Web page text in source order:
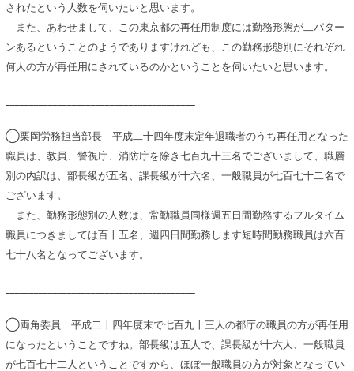
されたという人数を伺いたいと思います。
また、あわせまして、この東京都の再任用制度には勤務形態が二パター
ンあるということのようでありますけれども、この勤務形態別にそれぞれ
何人の方が再任用にされているのかということを伺いたいと思います。
◯栗岡労務担当部長 平成二十四年度末定年退職者のうち再任用となった
職員は、教員、警視庁、消防庁を除き七百九十三名でございまして、職層
別の内訳は、部長級が五名、課長級が十六名、一般職員が七百七十二名で
ございます。
また、勤務形態別の人数は、常勤職員同様週五日間勤務するフルタイム
職員につきましては百十五名、週四日間勤務します短時間勤務職員は六百
七十八名となってございます。
◯両角委員 平成二十四年度末で七百九十三人の都庁の職員の方が再任用
になったということですね。部長級は五人で、課長級が十六人、一般職員
が七百七十二人ということですから、ほぼ一般職員の方が対象となってい